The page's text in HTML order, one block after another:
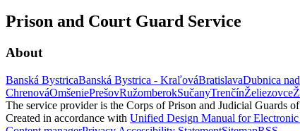
Prison and Court Guard Service
About
Banská BystricaBanská Bystrica - KraľováBratislavaDubnica
ChrenováOmšeniePrešovRužomberokSučanyTrenčínŽeliezovce
The service provider is the Corps of Prison and Judicial Guards
Created in accordance with Unified Design Manual for Electronic